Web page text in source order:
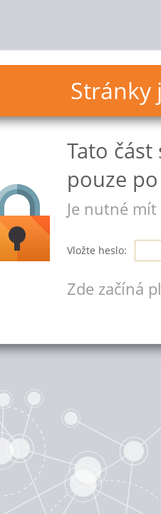
Stránky
Tato
pouze
Je nutné
Vložte heslo:
Zde začíná